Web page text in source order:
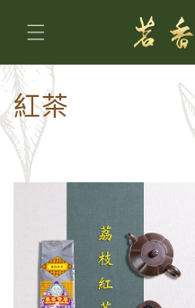
容
商
品
系
紅茶